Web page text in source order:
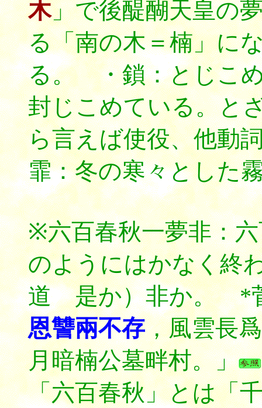
木」で後醍醐天皇の
る「南の木＝楠」に
る。 ・鎖：とじこ
封じこめている。と
ら言えば使役、他動
霏：冬の寒々とした
※六百春秋一夢非：
のようにはかなく終
道 是か）非か。 *
恩讐兩不存，風雲長
月暗楠公墓畔村。」
「六百春秋」とは「